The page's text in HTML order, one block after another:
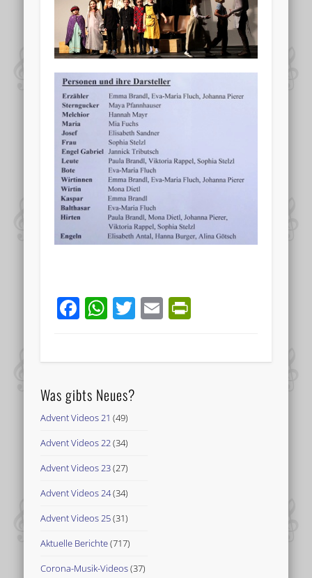
Facebook
WhatsApp
Twitter
Email
Was gibts Neues?
Advent Videos 21 (49)
Advent Videos 22(34)
Advent Videos 23(27)
Advent Videos 24(34)
Advent Videos 25(31)
Aktuelle Berichte(717)
Corona-Musik-Videos(37)